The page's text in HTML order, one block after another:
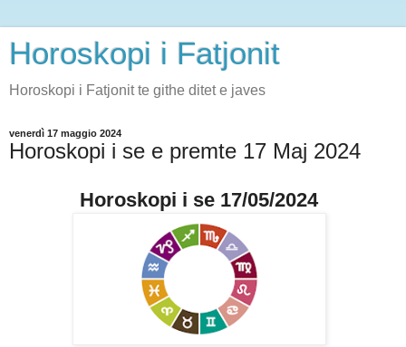
Horoskopi i Fatjonit
Horoskopi i Fatjonit te githe ditet e javes
venerdì 17 maggio 2024
Horoskopi i se e premte 17 Maj 2024
Horoskopi i se 17/05/2024